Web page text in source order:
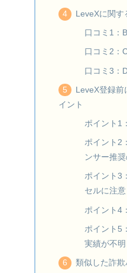
LeveXに関す
口コミ1：
口コミ2：
口コミ3：
LeveX登録前
イント
ポイント1
ポイント2
ンサー推
ポイント3
セルに注意
ポイント4
ポイント5
実績が不明
類似した詐